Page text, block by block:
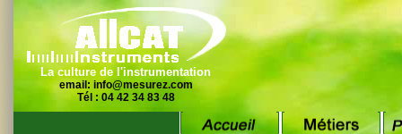
La culture de l'instrumentation
email: info@mesurez.com
Tél : 04 42 34 83 48